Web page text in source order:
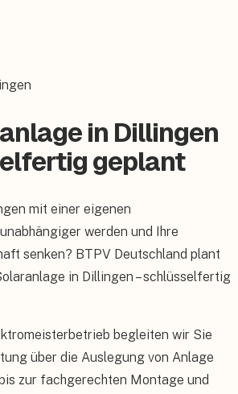
in Dillingen
geplant
mit einer eigenen
werden und Ihre
senken? BTPV Deutschland plant
in Dillingen – schlüsselfertig
begleiten wir Sie
über die Auslegung von Anlage
zur fachgerechten Montage und